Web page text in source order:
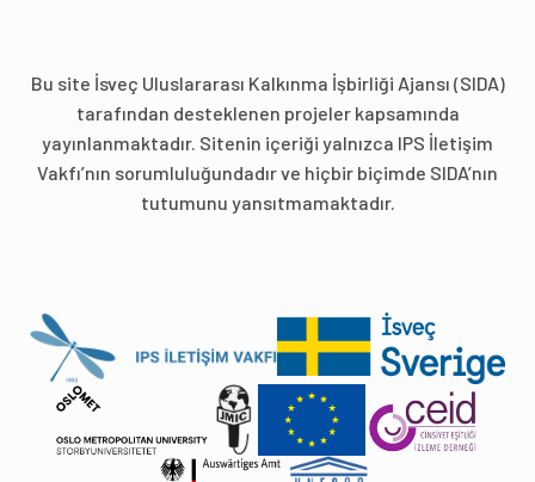
Bu site İsveç Uluslararası Kalkınma İşbirliği Ajansı (SIDA)
tarafından desteklenen projeler kapsamında
yayınlanmaktadır. Sitenin içeriği yalnızca IPS İletişim
Vakfı’nın sorumluluğundadır ve hiçbir biçimde SIDA’nın
tutumunu yansıtmamaktadır.